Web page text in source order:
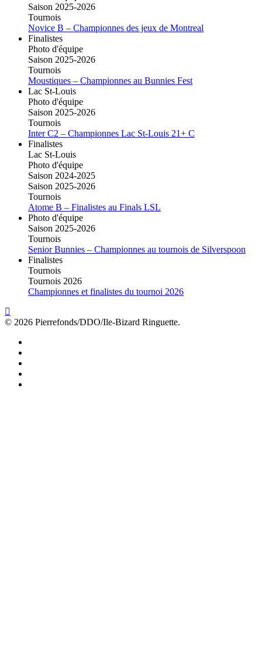
Saison 2025-2026
Tournois
Novice B – Championnes des jeux de Montreal
Finalistes
Photo d'équipe
Saison 2025-2026
Tournois
Moustiques – Championnes au Bunnies Fest
Lac St-Louis
Photo d'équipe
Saison 2025-2026
Tournois
Inter C2 – Championnes Lac St-Louis 21+ C
Finalistes
Lac St-Louis
Photo d'équipe
Saison 2024-2025
Saison 2025-2026
Tournois
Atome B – Finalistes au Finals LSL
Photo d'équipe
Saison 2025-2026
Tournois
Senior Bunnies – Championnes au tournois de Silverspoon
Finalistes
Tournois
Tournois 2026
Championnes et finalistes du tournoi 2026
© 2026 Pierrefonds/DDO/Ile-Bizard Ringuette.